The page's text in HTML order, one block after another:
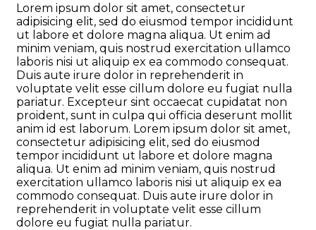
Lorem ipsum dolor sit amet, consectetur
adipisicing elit, sed do eiusmod tempor incididunt
ut labore et dolore magna aliqua. Ut enim ad
minim veniam, quis nostrud exercitation ullamco
laboris nisi ut aliquip ex ea commodo consequat.
Duis aute irure dolor in reprehenderit in
voluptate velit esse cillum dolore eu fugiat nulla
pariatur. Excepteur sint occaecat cupidatat non
proident, sunt in culpa qui officia deserunt mollit
anim id est laborum. Lorem ipsum dolor sit amet,
consectetur adipisicing elit, sed do eiusmod
tempor incididunt ut labore et dolore magna
aliqua. Ut enim ad minim veniam, quis nostrud
exercitation ullamco laboris nisi ut aliquip ex ea
commodo consequat. Duis aute irure dolor in
reprehenderit in voluptate velit esse cillum
dolore eu fugiat nulla pariatur.